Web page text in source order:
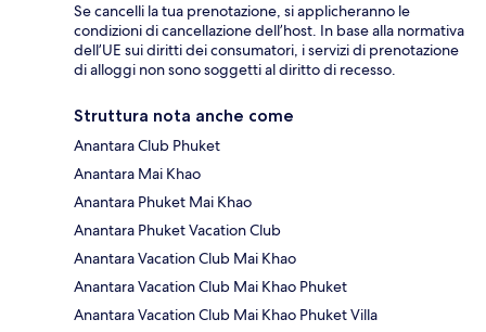
Se cancelli la tua prenotazione, si applicheranno le
condizioni di cancellazione dell’host. In base alla normativa
dell’UE sui diritti dei consumatori, i servizi di prenotazione
di alloggi non sono soggetti al diritto di recesso.
Struttura nota anche come
Anantara Club Phuket
Anantara Mai Khao
Anantara Phuket Mai Khao
Anantara Phuket Vacation Club
Anantara Vacation Club Mai Khao
Anantara Vacation Club Mai Khao Phuket
Anantara Vacation Club Mai Khao Phuket Villa